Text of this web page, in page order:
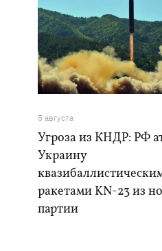
5 августа
Угроза из КНДР: РФ
Украину
ракетами KN-23 из
партии